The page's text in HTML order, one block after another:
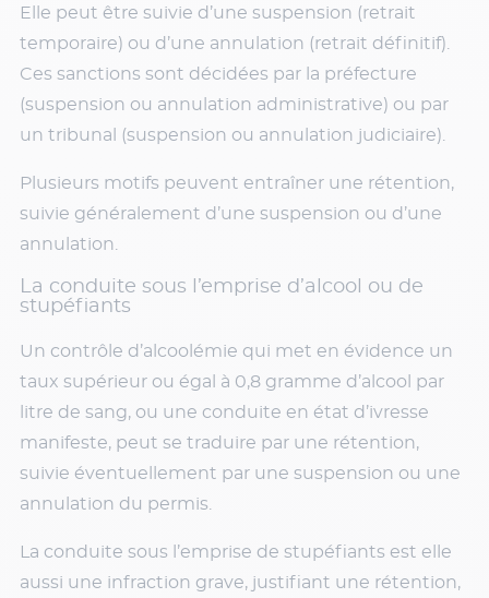
Elle peut être suivie d’une suspension (retrait
temporaire) ou d’une annulation (retrait définitif).
Ces sanctions sont décidées par la préfecture
(suspension ou annulation administrative) ou par
un tribunal (suspension ou annulation judiciaire).
Plusieurs motifs peuvent entraîner une rétention,
suivie généralement d’une suspension ou d’une
annulation.
La conduite sous l’emprise d’alcool ou de
stupéfiants
Un contrôle d’alcoolémie qui met en évidence un
taux supérieur ou égal à 0,8 gramme d’alcool par
litre de sang, ou une conduite en état d’ivresse
manifeste, peut se traduire par une rétention,
suivie éventuellement par une suspension ou une
annulation du permis.
La conduite sous l’emprise de stupéfiants est elle
aussi une infraction grave, justifiant une rétention,